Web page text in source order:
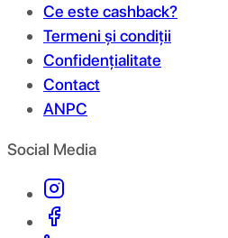
Ce este cashback?
Termeni și condiții
Confidențialitate
Contact
ANPC
Social Media